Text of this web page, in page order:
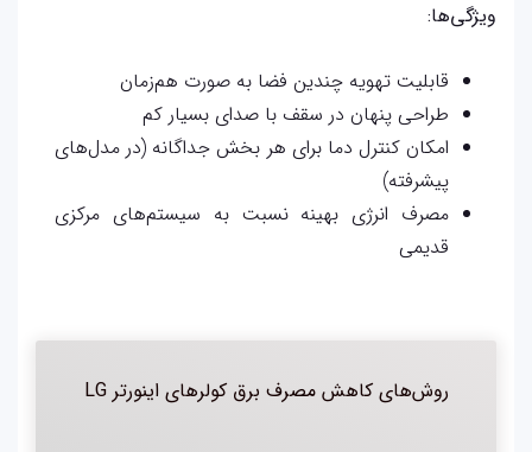
ویژگی‌ها:
قابلیت تهویه چندین فضا به صورت هم‌زمان
طراحی پنهان در سقف با صدای بسیار کم
امکان کنترل دما برای هر بخش جداگانه (در مدل‌های
پیشرفته)
مصرف انرژی بهینه نسبت به سیستم‌های مرکزی
قدیمی
روش‌های کاهش مصرف برق کولرهای اینورتر LG